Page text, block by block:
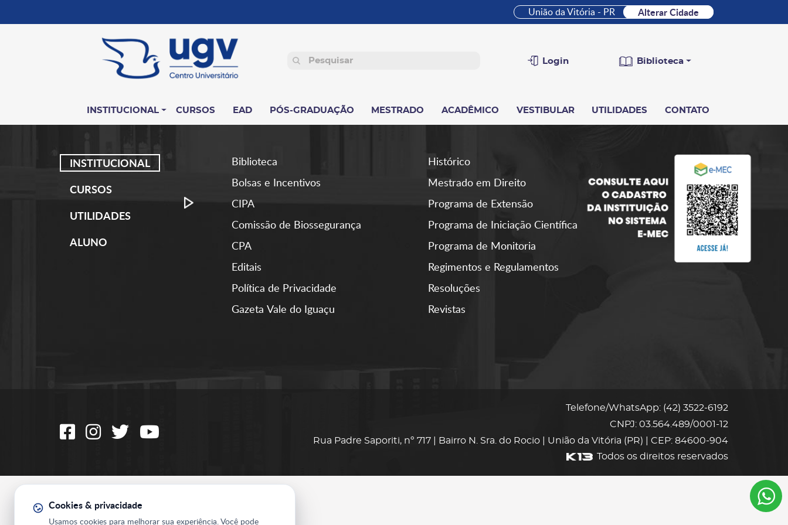
União da Vitória - PR Alterar Cidade
Login Biblioteca
INSTITUCIONAL CURSOS EAD PÓS-GRADUAÇÃO MESTRADO ACADÊMICO VESTIBULAR UTILIDADES CONTATO
INSTITUCIONAL
CURSOS
UTILIDADES
ALUNO
Biblioteca
Bolsas e Incentivos
CIPA
Comissão de Biossegurança
CPA
Editais
Política de Privacidade
Gazeta Vale do Iguaçu
Histórico
Mestrado em Direito
Programa de Extensão
Programa de Iniciação Científica
Programa de Monitoria
Regimentos e Regulamentos
Resoluções
Revistas
Telefone/WhatsApp: (42) 3522-6192
CNPJ: 03.564.489/0001-12
Rua Padre Saporiti, nº 717 | Bairro N. Sra. do Rocio | União da Vitória (PR) | CEP: 84600-904
Todos os direitos reservados
Cookies & privacidade
Usamos cookies para melhorar sua experiência. Você pode